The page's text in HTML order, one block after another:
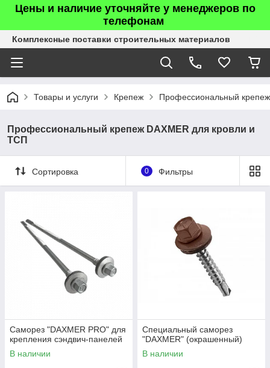
Цены и наличие уточняйте у менеджеров по
телефонам
Комплексные поставки строительных материалов
Товары и услуги Крепеж Профессиональный
Профессиональный крепеж DAXMER для кровли и
ТСП
Сортировка 0 Фильтры
Саморез "DAXMER PRO" для
крепления сэндвич-панелей
В наличии
Специальный саморез
"DAXMER" (окрашенный)
В наличии